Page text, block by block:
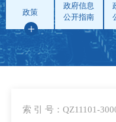
政策
政府信息
公开指南
索 引 号：QZ11101-